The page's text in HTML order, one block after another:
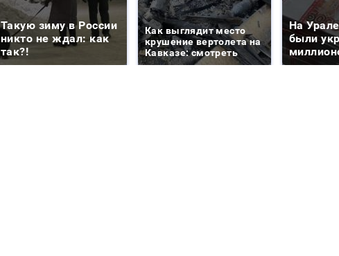
Такую зиму в России
никто не ждал: как
так?!
Как выглядит место
крушение вертолета на
Кавказе: смотреть
На
были